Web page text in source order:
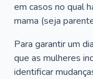
em casos no qual
mama (seja
Para garantir um
que as mulheres
identificar